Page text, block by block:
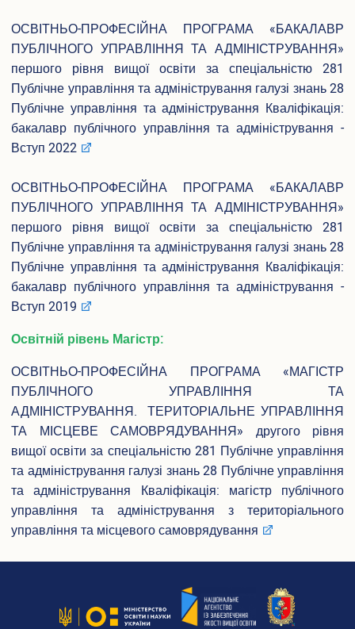
ОСВІТНЬО-ПРОФЕСІЙНА ПРОГРАМА «БАКАЛАВР
ПУБЛІЧНОГО УПРАВЛІННЯ ТА АДМІНІСТРУВАННЯ»
першого рівня вищої освіти за спеціальністю 281
Публічне управління та адміністрування галузі знань 28
Публічне управління та адміністрування Кваліфікація:
бакалавр публічного управління та адміністрування -
Вступ 2022
ОСВІТНЬО-ПРОФЕСІЙНА ПРОГРАМА «БАКАЛАВР
ПУБЛІЧНОГО УПРАВЛІННЯ ТА АДМІНІСТРУВАННЯ»
першого рівня вищої освіти за спеціальністю 281
Публічне управління та адміністрування галузі знань 28
Публічне управління та адміністрування Кваліфікація:
бакалавр публічного управління та адміністрування -
Вступ 2019
Освітній рівень Магістр:
ОСВІТНЬО-ПРОФЕСІЙНА ПРОГРАМА «МАГІСТР
ПУБЛІЧНОГО УПРАВЛІННЯ ТА
АДМІНІСТРУВАННЯ. ТЕРИТОРІАЛЬНЕ УПРАВЛІННЯ
ТА МІСЦЕВЕ САМОВРЯДУВАННЯ» другого рівня
вищої освіти за спеціальністю 281 Публічне управління
та адміністрування галузі знань 28 Публічне управління
та адміністрування Кваліфікація: магістр публічного
управління та адміністрування з територіального
управління та місцевого самоврядування